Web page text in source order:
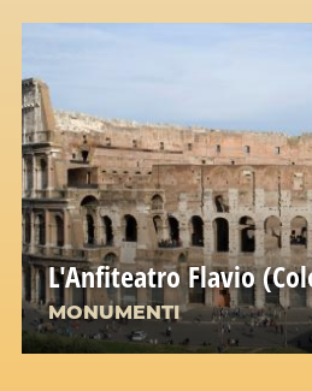
L'Anfiteatro Flavio
MONUMENTI